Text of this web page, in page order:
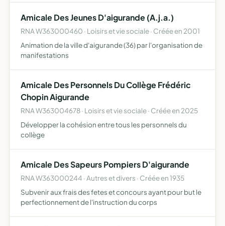
admins…
Amicale Des Jeunes D'aigurande (A.j.a.)
RNA W363000460 · Loisirs et vie sociale · Créée en 2001
Animation de la ville d'aigurande (36) par l'organisation de
manifestations
Amicale Des Personnels Du Collège Frédéric
Chopin Aigurande
RNA W363004678 · Loisirs et vie sociale · Créée en 2025
Développer la cohésion entre tous les personnels du
collège
Amicale Des Sapeurs Pompiers D'aigurande
RNA W363000244 · Autres et divers · Créée en 1935
Subvenir aux frais des fetes et concours ayant pour but le
perfectionnement de l'instruction du corps